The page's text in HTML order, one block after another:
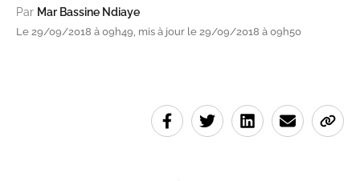
Par Mar Bassine Ndiaye
Le 29/09/2018 à 09h49, mis à jour le 29/09/2018 à 09h50